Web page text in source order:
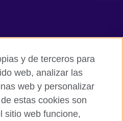
y de terceros para
web, analizar las
web y personalizar
estas cookies son
sitio web funcione,